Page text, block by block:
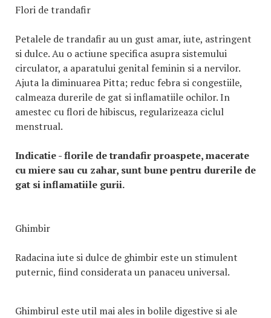
Flori de trandafir
Petalele de trandafir au un gust amar, iute, astringent
si dulce. Au o actiune specifica asupra sistemului
circulator, a aparatului genital feminin si a nervilor.
Ajuta la diminuarea Pitta; reduc febra si congestiile,
calmeaza durerile de gat si inflamatiile ochilor. In
amestec cu flori de hibiscus, regularizeaza ciclul
menstrual.
Indicatie - florile de trandafir proaspete, macerate
cu miere sau cu zahar, sunt bune pentru durerile de
gat si inflamatiile gurii.
Ghimbir
Radacina iute si dulce de ghimbir este un stimulent
puternic, fiind considerata un panaceu universal.
Ghimbirul este util mai ales in bolile digestive si ale